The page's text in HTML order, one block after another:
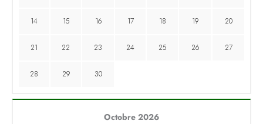
14 15 16 17 18 19 20
21 22 23 24 25 26 27
28 29 30
Octobre 2026